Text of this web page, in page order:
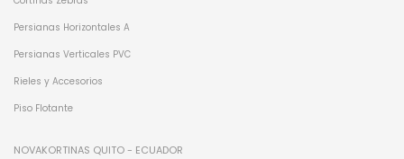
Persianas Horizontales A
Persianas Verticales PVC
Rieles y Accesorios
Piso Flotante
NOVAKORTINAS QUITO - ECUADOR